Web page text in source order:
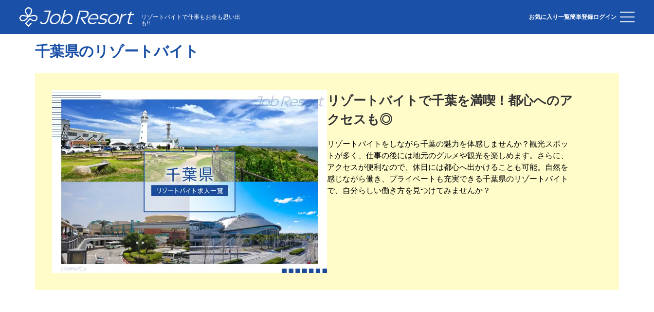
リゾートバイトで仕事もお金も思い出
も!!
お気に入り一覧簡単登録ログイン
HOME 千葉県のリゾートバイト
千葉県のリゾートバイト
リゾートバイトで千葉を満喫！都心へのア
クセスも◎
リゾートバイトをしながら千葉の魅力を体感しませんか？観光スポッ
トが多く、仕事の後には地元のグルメや観光を楽しめます。さらに、
アクセスが便利なので、休日には都心へ出かけることも可能。自然を
感じながら働き、プライベートも充実できる千葉県のリゾートバイト
で、自分らしい働き方を見つけてみませんか？